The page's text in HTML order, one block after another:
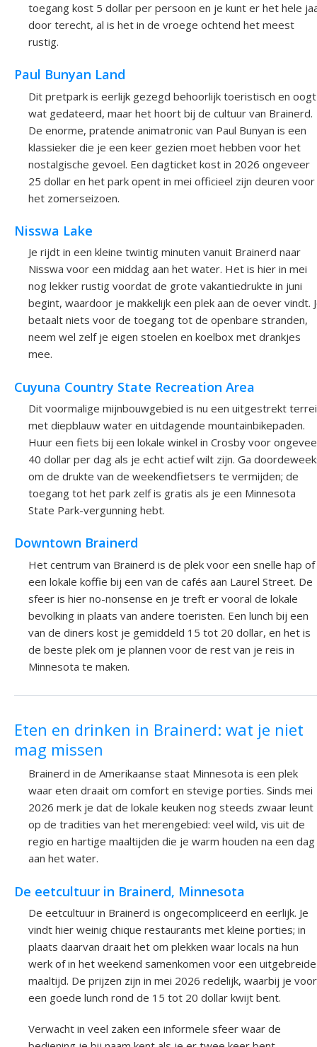
toegang kost 5 dollar per persoon en je kunt er het hele
door terecht, al is het in de vroege ochtend het meest
rustig.
Paul Bunyan Land
Dit pretpark is eerlijk gezegd behoorlijk toeristisch en oogt
wat gedateerd, maar het hoort bij de cultuur van Brainerd.
De enorme, pratende animatronic van Paul Bunyan is een
klassieker die je een keer gezien moet hebben voor het
nostalgische gevoel. Een dagticket kost in 2026 ongeveer
25 dollar en het park opent in mei officieel zijn deuren voor
het zomerseizoen.
Nisswa Lake
Je rijdt in een kleine twintig minuten vanuit Brainerd naar
Nisswa voor een middag aan het water. Het is hier in mei
nog lekker rustig voordat de grote vakantiedrukte in juni
begint, waardoor je makkelijk een plek aan de oever vindt.
betaalt niets voor de toegang tot de openbare stranden,
neem wel zelf je eigen stoelen en koelbox met drankjes
mee.
Cuyuna Country State Recreation Area
Dit voormalige mijnbouwgebied is nu een uitgestrekt
met diepblauw water en uitdagende mountainbikepaden.
Huur een fiets bij een lokale winkel in Crosby voor
40 dollar per dag als je echt actief wilt zijn. Ga
om de drukte van de weekendfietsers te vermijden; de
toegang tot het park zelf is gratis als je een Minnesota
State Park-vergunning hebt.
Downtown Brainerd
Het centrum van Brainerd is de plek voor een snelle hap of
een lokale koffie bij een van de cafés aan Laurel Street. De
sfeer is hier no-nonsense en je treft er vooral de lokale
bevolking in plaats van andere toeristen. Een lunch bij een
van de diners kost je gemiddeld 15 tot 20 dollar, en het is
de beste plek om je plannen voor de rest van je reis in
Minnesota te maken.
Eten en drinken in Brainerd: wat je niet
mag missen
Brainerd in de Amerikaanse staat Minnesota is een plek
waar eten draait om comfort en stevige porties. Sinds mei
2026 merk je dat de lokale keuken nog steeds zwaar leunt
op de tradities van het merengebied: veel wild, vis uit de
regio en hartige maaltijden die je warm houden na een dag
aan het water.
De eetcultuur in Brainerd, Minnesota
De eetcultuur in Brainerd is ongecompliceerd en eerlijk. Je
vindt hier weinig chique restaurants met kleine porties; in
plaats daarvan draait het om plekken waar locals na hun
werk of in het weekend samenkomen voor een uitgebreide
maaltijd. De prijzen zijn in mei 2026 redelijk, waarbij je voor
een goede lunch rond de 15 tot 20 dollar kwijt bent.
Verwacht in veel zaken een informele sfeer waar de